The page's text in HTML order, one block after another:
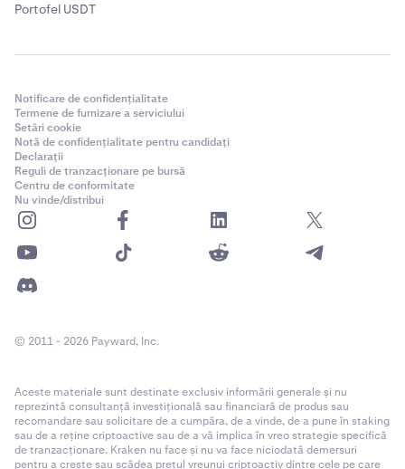
Portofel USDT
Notificare de confidențialitate
Termene de furnizare a serviciului
Setări cookie
Notă de confidențialitate pentru candidați
Declarații
Reguli de tranzacționare pe bursă
Centru de conformitate
Nu vinde/distribui
© 2011 - 2026 Payward, Inc.
Aceste materiale sunt destinate exclusiv informării generale și nu
reprezintă consultanță investițională sau financiară de produs sau
recomandare sau solicitare de a cumpăra, de a vinde, de a pune în staking
sau de a reține criptoactive sau de a vă implica în vreo strategie specifică
de tranzacționare. Kraken nu face și nu va face niciodată demersuri
pentru a crește sau scădea prețul vreunui criptoactiv dintre cele pe care